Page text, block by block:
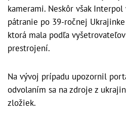
kamerami. Neskôr však
pátranie po 39-ročnej
ktorá mala podľa
prestrojení.
Na vývoj prípadu upozornil
odvolaním sa na zdroje z
zložiek.